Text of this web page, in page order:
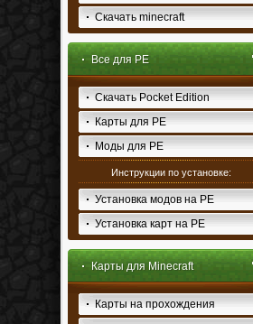
Скачать minecraft
Все для PE
Скачать Pocket Edition
Карты для PE
Моды для PE
Инструкции по установке:
Установка модов на PE
Установка карт на PE
Карты для Minecraft
Карты на прохождения